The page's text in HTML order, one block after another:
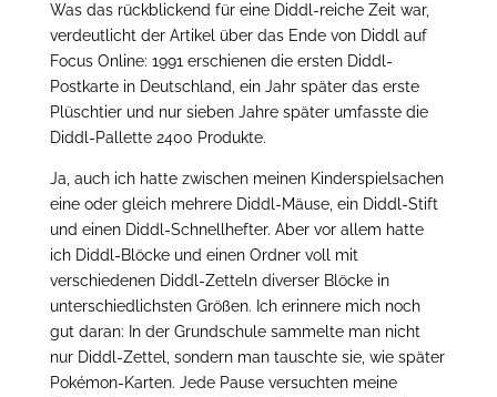
Was das rückblickend für eine Diddl-reiche Zeit war,
verdeutlicht der Artikel über das Ende von Diddl auf
Focus Online: 1991 erschienen die ersten Diddl-
Postkarte in Deutschland, ein Jahr später das erste
Plüschtier und nur sieben Jahre später umfasste die
Diddl-Pallette 2400 Produkte.
Ja, auch ich hatte zwischen meinen Kinderspielsachen
eine oder gleich mehrere Diddl-Mäuse, ein Diddl-Stift
und einen Diddl-Schnellhefter. Aber vor allem hatte
ich Diddl-Blöcke und einen Ordner voll mit
verschiedenen Diddl-Zetteln diverser Blöcke in
unterschiedlichsten Größen. Ich erinnere mich noch
gut daran: In der Grundschule sammelte man nicht
nur Diddl-Zettel, sondern man tauschte sie, wie später
Pokémon-Karten. Jede Pause versuchten meine